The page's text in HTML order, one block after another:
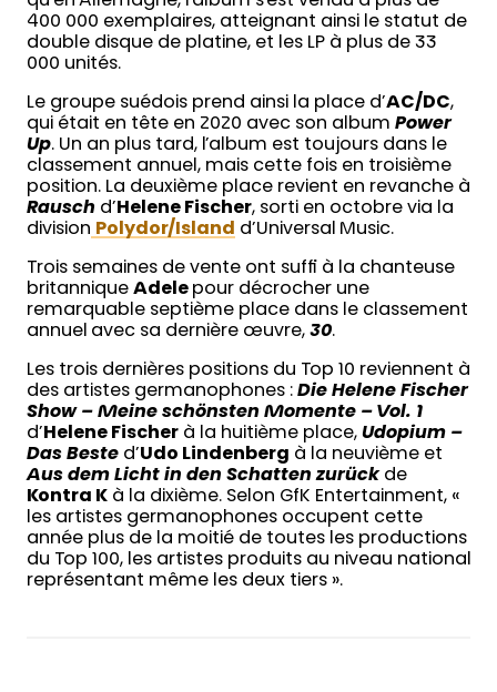
400 000 exemplaires, atteignant ainsi le statut de
double disque de platine, et les LP à plus de 33
000 unités.
Le groupe suédois prend ainsi la place d’AC/DC,
qui était en tête en 2020 avec son album Power
Up. Un an plus tard, l’album est toujours dans le
classement annuel, mais cette fois en troisième
position. La deuxième place revient en revanche à
Rausch d’ Helene Fischer, sorti en octobre via la
division Polydor/Island d’Universal Music.
Trois semaines de vente ont suffi à la chanteuse
britannique Adele pour décrocher une
remarquable septième place dans le classement
annuel avec sa dernière œuvre, 30.
Les trois dernières positions du Top 10 reviennent à
des artistes germanophones : Die Helene Fischer
Show – Meine schönsten Momente – Vol. 1
d’ Helene Fischer à la huitième place, Udopium –
Das Beste d’Udo Lindenberg à la neuvième et
Aus dem Licht in den Schatten zurückde
Kontra K à la dixième. Selon GfK Entertainment, «
les artistes germanophones occupent cette
année plus de la moitié de toutes les productions
du Top 100, les artistes produits au niveau national
représentant même les deux tiers ».